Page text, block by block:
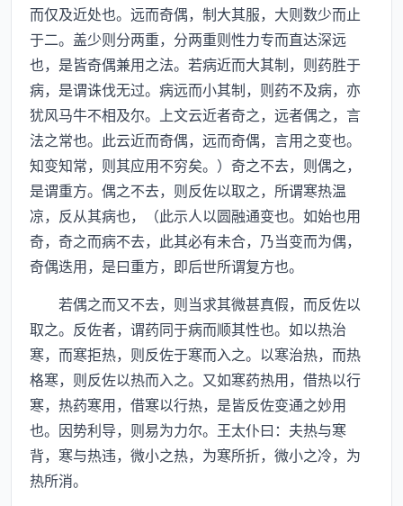
而仅及近处也。远而奇偶，制大其服，大则数少而止
于二。盖少则分两重，分两重则性力专而直达深远
也，是皆奇偶兼用之法。若病近而大其制，则药胜于
病，是谓诛伐无过。病远而小其制，则药不及病，亦
犹风马牛不相及尔。上文云近者奇之，远者偶之，言
法之常也。此云近而奇偶，远而奇偶，言用之变也。
知变知常，则其应用不穷矣。）奇之不去，则偶之，
是谓重方。偶之不去，则反佐以取之，所谓寒热温
凉，反从其病也，（此示人以圆融通变也。如始也用
奇，奇之而病不去，此其必有未合，乃当变而为偶，
奇偶迭用，是曰重方，即后世所谓复方也。
若偶之而又不去，则当求其微甚真假，而反佐以
取之。反佐者，谓药同于病而顺其性也。如以热治
寒，而寒拒热，则反佐于寒而入之。以寒治热，而热
格寒，则反佐以热而入之。又如寒药热用，借热以行
寒，热药寒用，借寒以行热，是皆反佐变通之妙用
也。因势利导，则易为力尔。王太仆曰：夫热与寒
背，寒与热违，微小之热，为寒所折，微小之冷，为
热所消。